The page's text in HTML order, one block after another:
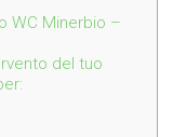
WC Minerbio –
del tuo